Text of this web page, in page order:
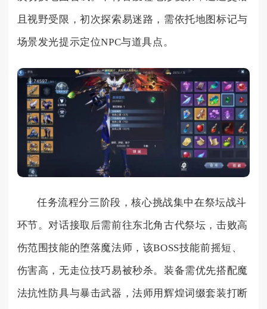
且视野受限，初次探索易迷路，需依托地图标记与
场景发光提示定位NPC与道具点。
任务流程分三阶段，核心挑战集中在祭坛战斗
环节。对话接取后需前往东北角古代祭坛，击败高
伤范围技能的堕落魔法师，该BOSS技能前摇短、
伤害高，无走位技巧易被秒杀。装备需优先搭配魔
法抗性防具与暴击武器，法师用辉煌词缀套装打断